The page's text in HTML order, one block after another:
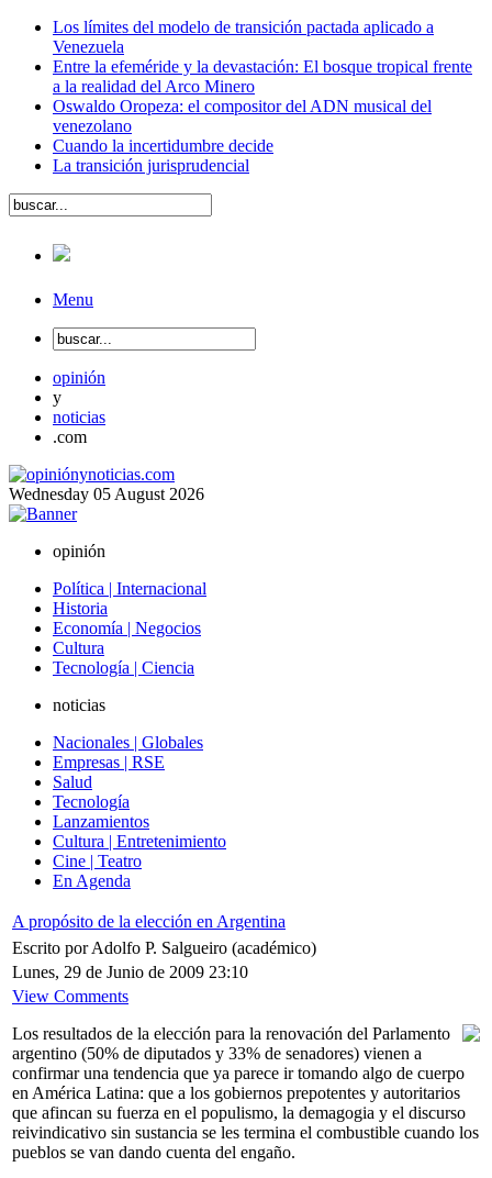
Los límites del modelo de transición pactada aplicado a
Venezuela
Entre la efeméride y la devastación: El bosque tropical frente
a la realidad del Arco Minero
Oswaldo Oropeza: el compositor del ADN musical del
venezolano
Cuando la incertidumbre decide
La transición jurisprudencial
Menu
opinión
y
noticias
.com
Wednesday 05 August 2026
opinión
Política | Internacional
Historia
Economía | Negocios
Cultura
Tecnología | Ciencia
noticias
Nacionales | Globales
Empresas | RSE
Salud
Tecnología
Lanzamientos
Cultura | Entretenimiento
Cine | Teatro
En Agenda
A propósito de la elección en Argentina
Escrito por Adolfo P. Salgueiro (académico)
Lunes, 29 de Junio de 2009 23:10
View Comments
Los resultados de la elección para la renovación del Parlamento
argentino (50% de diputados y 33% de senadores) vienen a
confirmar una tendencia que ya parece ir tomando algo de cuerpo
en América Latina: que a los gobiernos prepotentes y autoritarios
que afincan su fuerza en el populismo, la demagogia y el discurso
reivindicativo sin sustancia se les termina el combustible cuando los
pueblos se van dando cuenta del engaño.